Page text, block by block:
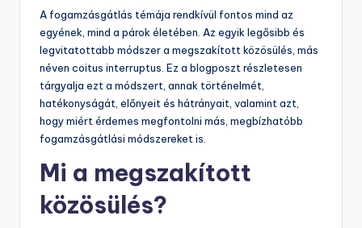
A fogamzásgátlás témája rendkívül fontos mind az
egyének, mind a párok életében. Az egyik legősibb és
legvitatottabb módszer a megszakított közösülés, más
néven coitus interruptus. Ez a blogposzt részletesen
tárgyalja ezt a módszert, annak történelmét,
hatékonyságát, előnyeit és hátrányait, valamint azt,
hogy miért érdemes megfontolni más, megbízhatóbb
fogamzásgátlási módszereket is.
Mi a megszakított
közösülés?